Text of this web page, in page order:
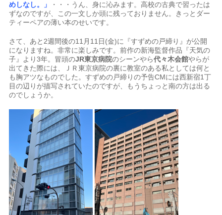
めしなし。」
・・・うん、身に沁みます。高校の古典で習ったは
ずなのですが、この一文しか頭に残っておりません。きっとダー
ティーペアの薄い本のせいです。
さて、あと2週間後の11月11日(金)に『すずめの戸締り』が公開
になりますね。非常に楽しみです。前作の新海監督作品『天気の
子』より3年。冒頭のJR東京病院のシーンやら代々木会館やらが
出てきた際には、ＪＲ東京病院の裏に教室のある私としては何と
も胸アツなものでした。すずめの戸締りの予告CMには西新宿1丁
目の辺りが描写されていたのですが、もうちょっと南の方は出る
のでしょうか。